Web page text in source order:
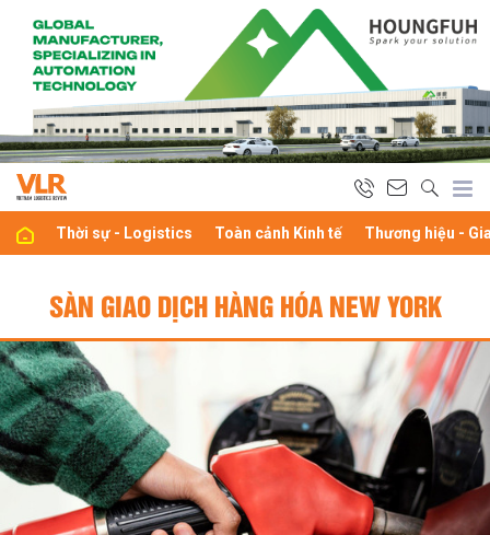
Thời sự - Logistics Toàn cảnh Kinh tế Thương hiệu -
SÀN GIAO DỊCH HÀNG HÓA NEW YORK